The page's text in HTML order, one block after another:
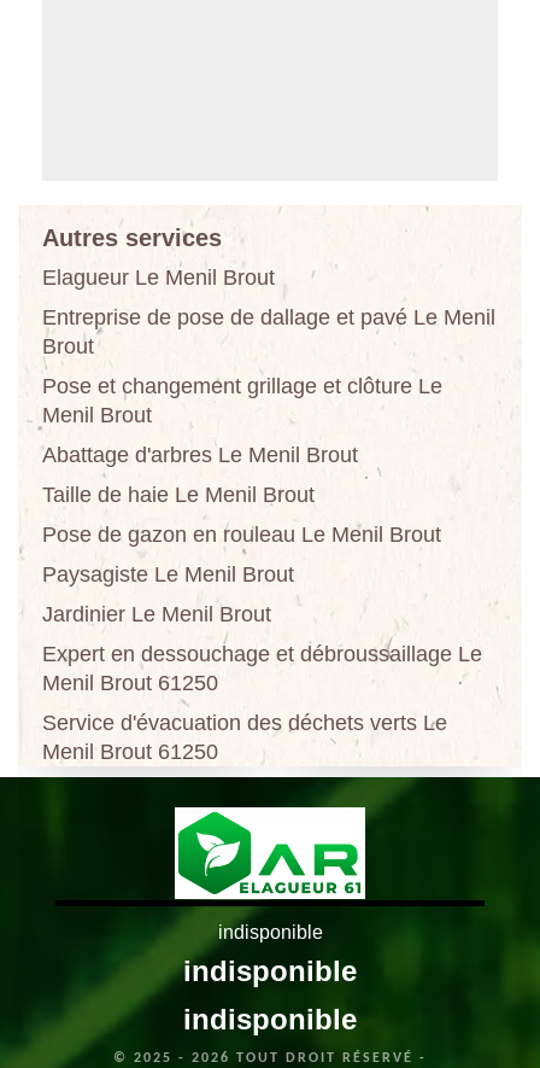
Autres services
Elagueur Le Menil Brout
Entreprise de pose de dallage et pavé Le Menil
Brout
Pose et changement grillage et clôture Le
Menil Brout
Abattage d'arbres Le Menil Brout
Taille de haie Le Menil Brout
Pose de gazon en rouleau Le Menil Brout
Paysagiste Le Menil Brout
Jardinier Le Menil Brout
Expert en dessouchage et débroussaillage Le
Menil Brout 61250
Service d'évacuation des déchets verts Le
Menil Brout 61250
indisponible
indisponible
indisponible
© 2025 - 2026 TOUT DROIT RÉSERVÉ -